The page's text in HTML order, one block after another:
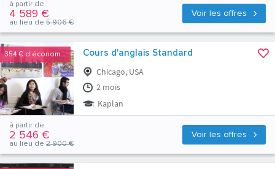
Voir les offres
à partir de
4 589 €
au lieu de 5 906 €
354 € d'économies Cours d'anglais Standard
Chicago, USA
2 mois
Kaplan
Voir les offres
à partir de
2 546 €
au lieu de 2 900 €